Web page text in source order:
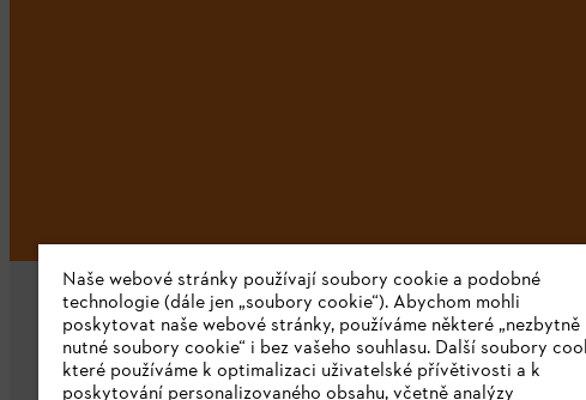
Naše webové stránky používají soubory cookie a podobné
technologie (dále jen „soubory cookie“). Abychom mohli
poskytovat naše webové stránky, používáme některé „nezbytně
nutné soubory cookie“ i bez vašeho souhlasu. Další soubory
které používáme k optimalizaci uživatelské přívětivosti a k
poskytování personalizovaného obsahu, včetně analýzy